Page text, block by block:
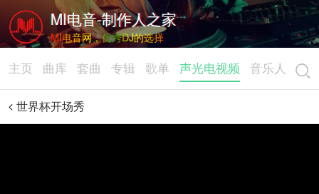
MI电音-制作人之家
MI电音网，优秀DJ的选择
主页 曲库 套曲 专辑 歌单 声光电视频 音乐人
世界杯开场秀